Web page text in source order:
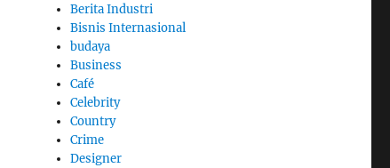
Berita Industri
Bisnis Internasional
budaya
Business
Café
Celebrity
Country
Crime
Designer